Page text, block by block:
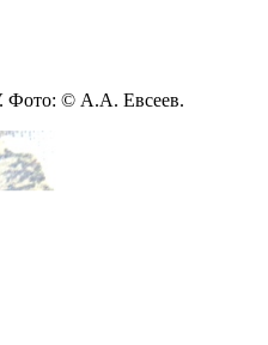
Фото: © А.А. Евсеев.